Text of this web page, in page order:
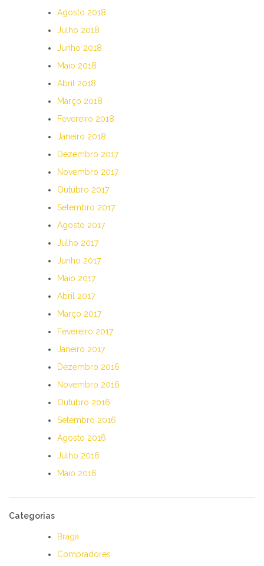
Agosto 2018
Julho 2018
Junho 2018
Maio 2018
Abril 2018
Março 2018
Fevereiro 2018
Janeiro 2018
Dezembro 2017
Novembro 2017
Outubro 2017
Setembro 2017
Agosto 2017
Julho 2017
Junho 2017
Maio 2017
Abril 2017
Março 2017
Fevereiro 2017
Janeiro 2017
Dezembro 2016
Novembro 2016
Outubro 2016
Setembro 2016
Agosto 2016
Julho 2016
Maio 2016
Categorias
Braga
Compradores